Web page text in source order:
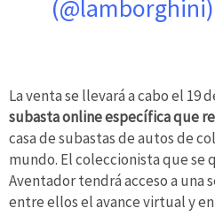
(@lamborghini)
La venta se llevará a cabo el 19
subasta online específica que
casa de subastas de autos de
mundo. El coleccionista que se
Aventador tendrá acceso a una
entre ellos el avance virtual y